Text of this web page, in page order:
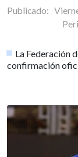
Publicado:
La Federación
confirmación